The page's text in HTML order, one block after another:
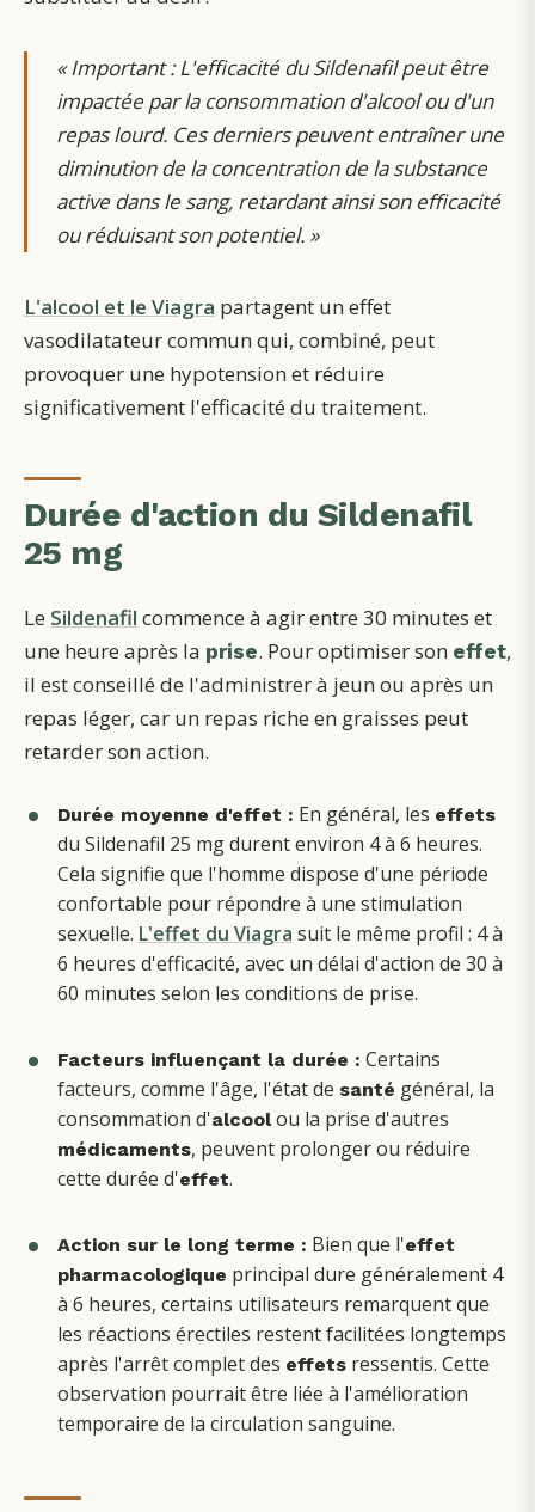
«Important : L'efficacité du Sildenafil peut être
impactée par la consommation d'alcool ou d'un
repas lourd. Ces derniers peuvent entraîner une
diminution de la concentration de la substance
active dans le sang, retardant ainsi son efficacité
ou réduisant son potentiel. »
L'alcool et le Viagra partagent un effet
vasodilatateur commun qui, combiné, peut
provoquer une hypotension et réduire
significativement l'efficacité du traitement.
Durée d'action du Sildenafil
25 mg
Le Sildenafil commence à agir entre 30 minutes et
une heure après la prise. Pour optimiser son effet,
il est conseillé de l'administrer à jeun ou après un
repas léger, car un repas riche en graisses peut
retarder son action.
Durée moyenne d'effet : En général, les effets
du Sildenafil 25 mg durent environ 4 à 6 heures.
Cela signifie que l'homme dispose d'une période
confortable pour répondre à une stimulation
sexuelle. L'effet du Viagra suit le même profil : 4 à
6 heures d'efficacité, avec un délai d'action de 30 à
60 minutes selon les conditions de prise.
Facteurs influençant la durée : Certains
facteurs, comme l'âge, l'état de santé général, la
consommation d'alcoolou la prise d'autres
médicaments, peuvent prolonger ou réduire
cette durée d'effet.
Action sur le long terme : Bien que l'effet
pharmacologique principal dure généralement 4
à 6 heures, certains utilisateurs remarquent que
les réactions érectiles restent facilitées longtemps
après l'arrêt complet des effets ressentis. Cette
observation pourrait être liée à l'amélioration
temporaire de la circulation sanguine.